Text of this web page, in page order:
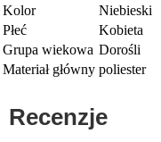
Kolor
Niebieski
Płeć
Kobieta
Grupa wiekowa Dorośli
Materiał główny poliester